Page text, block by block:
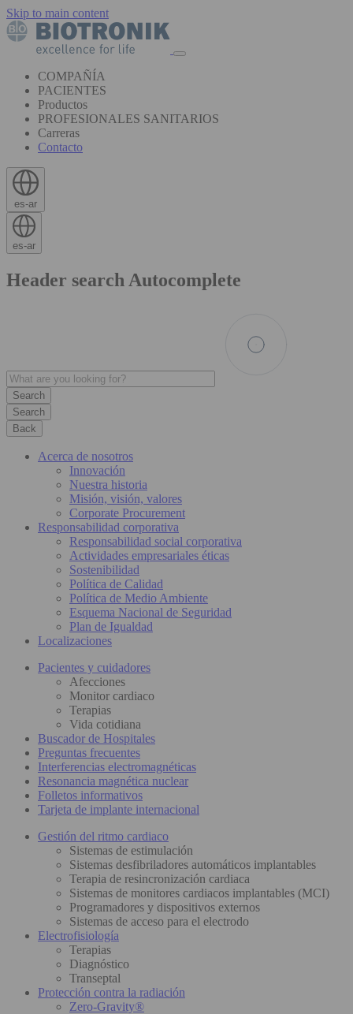
Skip to main content
COMPAÑÍA
PACIENTES
Productos
PROFESIONALES SANITARIOS
Carreras
Contacto
es-ar
es-ar
Header search Autocomplete
Search
Back
Acerca de nosotros
Innovación
Nuestra historia
Misión, visión, valores
Corporate Procurement
Responsabilidad corporativa
Responsabilidad social corporativa
Actividades empresariales éticas
Sostenibilidad
Política de Calidad
Política de Medio Ambiente
Esquema Nacional de Seguridad
Plan de Igualdad
Localizaciones
Pacientes y cuidadores
Afecciones
Monitor cardiaco
Terapias
Vida cotidiana
Buscador de Hospitales
Preguntas frecuentes
Interferencias electromagnéticas
Resonancia magnética nuclear
Folletos informativos
Tarjeta de implante internacional
Gestión del ritmo cardiaco
Sistemas de estimulación
Sistemas desfibriladores automáticos implantables
Terapia de resincronización cardiaca
Sistemas de monitores cardiacos implantables (MCI)
Programadores y dispositivos externos
Sistemas de acceso para el electrodo
Electrofisiología
Terapias
Diagnóstico
Transeptal
Protección contra la radiación
Zero-Gravity®